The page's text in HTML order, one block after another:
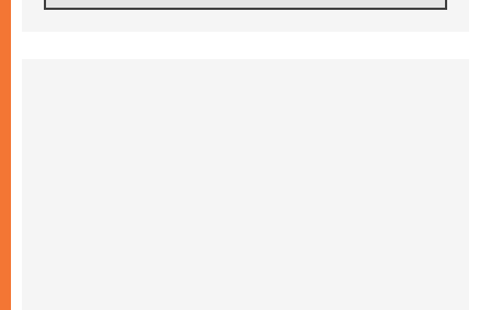
البابا لاوُن الرابع عشر للشباب في أسيزي: